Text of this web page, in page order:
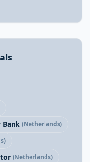
Bank (Netherlands)
(Netherlands)